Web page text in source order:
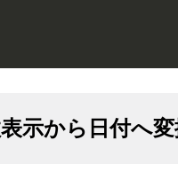
示から日付へ